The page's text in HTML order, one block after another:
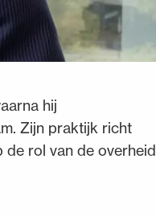
hij
Zijn praktijk richt
de rol van de overheid